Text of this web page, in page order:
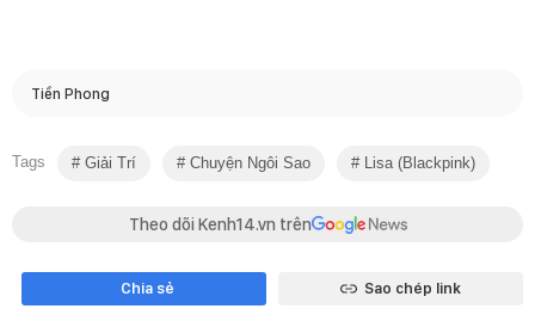
Tiền Phong
Tags Giải Trí Chuyện Ngôi Sao Lisa (blackpink)
Theo dõi Kenh14.vn trên
Chia sẻ Sao chép link